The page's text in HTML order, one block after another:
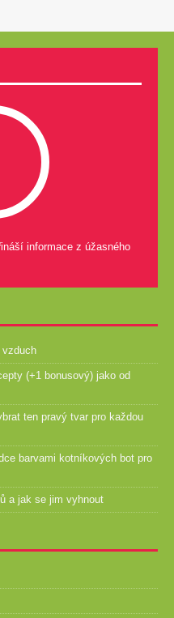
informace z úžasného
vzduch
(+1 bonusový) jako od
ten pravý tvar pro každou
barvami kotníkových bot pro
a jak se jim vyhnout